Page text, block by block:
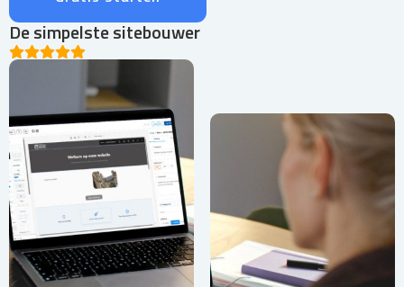
De simpelste sitebouwer